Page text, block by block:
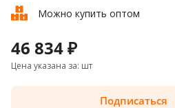
Можно купить оптом
46 834 ₽
Цена указана за: шт
Подписаться